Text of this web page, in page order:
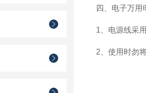
四、电子万用
1 、电源线采
2 、使用时勿